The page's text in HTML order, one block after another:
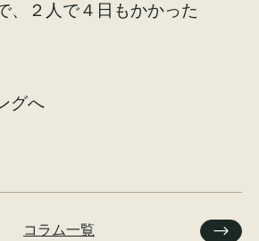
、２人で４日もかかった
グへ
コラム一覧